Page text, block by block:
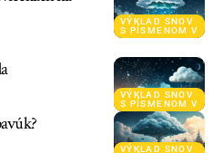
VÝKLAD SNOV
S PÍSMENOM V
VÝKLAD SNOV
S PÍSMENOM V
VÝKLAD SNOV